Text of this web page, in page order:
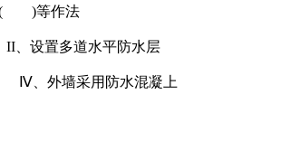
( )等作法
设置多道水平防水层
Ⅳ、外墙采用防水混凝上